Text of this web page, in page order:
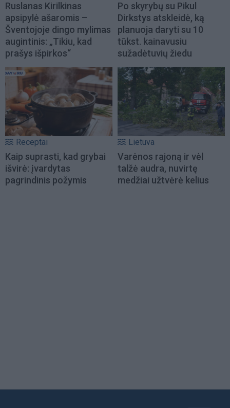
Ruslanas Kirilkinas
apsipylė ašaromis –
Šventojoje dingo mylimas
augintinis: „Tikiu, kad
prašys išpirkos“
Po skyrybų su Pikul
Dirkstys atskleidė, ką
planuoja daryti su 10
tūkst. kainavusiu
sužadėtuvių žiedu
Receptai
Kaip suprasti, kad grybai
išvirė: įvardytas
pagrindinis požymis
Lietuva
Varėnos rajoną ir vėl
talžė audra, nuvirtę
medžiai užtvėrė kelius